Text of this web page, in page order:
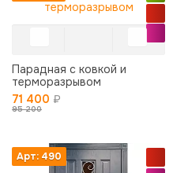
Парадная с ковкой и
терморазрывом
71 400 ₽
95 200
Арт: 490